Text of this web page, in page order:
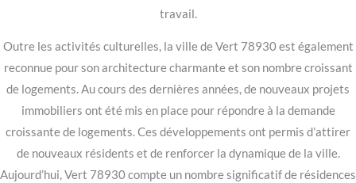
travail.
Outre les activités culturelles, la ville de Vert 78930 est également
reconnue pour son architecture charmante et son nombre croissant
de logements. Au cours des dernières années, de nouveaux projets
immobiliers ont été mis en place pour répondre à la demande
croissante de logements. Ces développements ont permis d’attirer
de nouveaux résidents et de renforcer la dynamique de la ville.
Aujourd’hui, Vert 78930 compte un nombre significatif de résidences